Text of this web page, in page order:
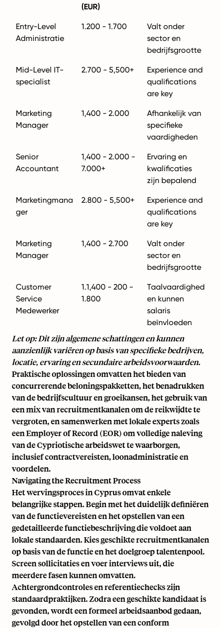
(EUR)
Entry-Level
Administratie
1.200 - 1.700
Valt onder
sector en
bedrijfsgrootte
Mid-Level IT-
specialist
2.700 - 5,500+
Experience and
qualifications
are key
Marketing
Manager
1,400 - 2.000
Afhankelijk van
specifieke
vaardigheden
Senior
Accountant
1,400 - 2.000 -
7.000+
Ervaring en
kwalificaties
zijn bepalend
Marketingmana
ger
2.800 - 5,500+
Experience and
qualifications
are key
Marketing
Manager
1,400 - 2.700
Valt onder
sector en
bedrijfsgrootte
Customer
Service
Medewerker
1.1,400 - 200 -
1.800
Taalvaardighed
en kunnen
salaris
beïnvloeden
Let op: Dit zijn algemene schattingen en kunnen
aanzienlijk variëren op basis van specifieke bedrijven,
locatie, ervaring en secundaire arbeidsvoorwaarden.
Praktische oplossingen omvatten het bieden van
concurrerende beloningspakketten, het benadrukken
van de bedrijfscultuur en groeikansen, het gebruik van
een mix van recruitmentkanalen om de reikwijdte te
vergroten, en samenwerken met lokale experts zoals
een Employer of Record (EOR) om volledige naleving
van de Cypriotische arbeidswet te waarborgen,
inclusief contractvereisten, loonadministratie en
voordelen.
Navigating the Recruitment Process
Het wervingsproces in Cyprus omvat enkele
belangrijke stappen. Begin met het duidelijk definiëren
van de functievereisten en het opstellen van een
gedetailleerde functiebeschrijving die voldoet aan
lokale standaarden. Kies geschikte recruitmentkanalen
op basis van de functie en het doelgroep talentenpool.
Screen sollicitaties en voer interviews uit, die
meerdere fasen kunnen omvatten.
Achtergrondcontroles en referentiechecks zijn
standaardpraktijken. Zodra een geschikte kandidaat is
gevonden, wordt een formeel arbeidsaanbod gedaan,
gevolgd door het opstellen van een conform